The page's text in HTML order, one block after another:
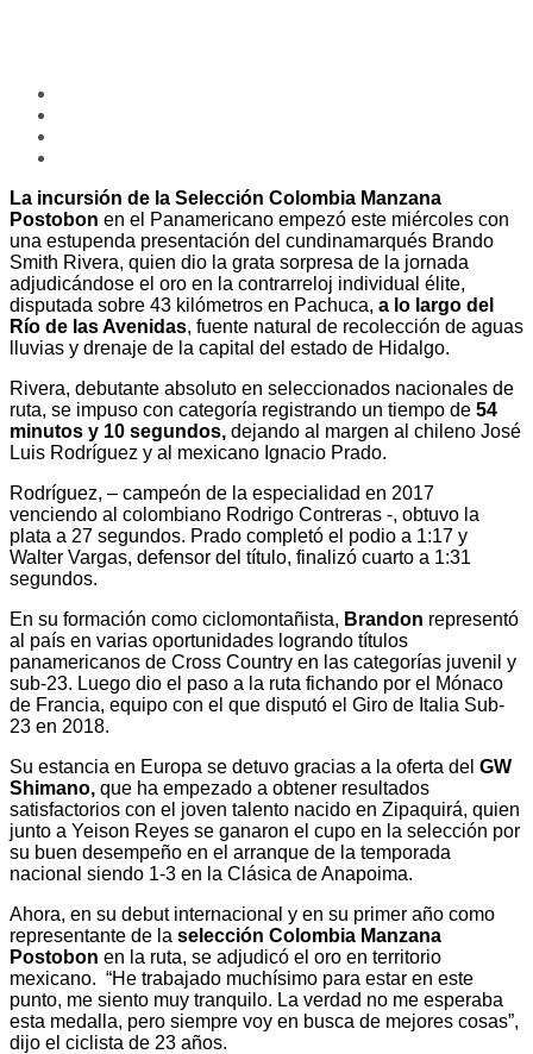
La incursión de la Selección Colombia Manzana
Postobon en el Panamericano empezó este miércoles con
una estupenda presentación del cundinamarqués Brando
Smith Rivera, quien dio la grata sorpresa de la jornada
adjudicándose el oro en la contrarreloj individual élite,
disputada sobre 43 kilómetros en Pachuca, a lo largo del
Río de las Avenidas, fuente natural de recolección de aguas
lluvias y drenaje de la capital del estado de Hidalgo.
Rivera, debutante absoluto en seleccionados nacionales de
ruta, se impuso con categoría registrando un tiempo de 54
minutos y 10 segundos, dejando al margen al chileno José
Luis Rodríguez y al mexicano Ignacio Prado.
Rodríguez, – campeón de la especialidad en 2017
venciendo al colombiano Rodrigo Contreras -, obtuvo la
plata a 27 segundos. Prado completó el podio a 1:17 y
Walter Vargas, defensor del título, finalizó cuarto a 1:31
segundos.
En su formación como ciclomontañista, Brandon representó
al país en varias oportunidades logrando títulos
panamericanos de Cross Country en las categorías juvenil y
sub-23. Luego dio el paso a la ruta fichando por el Mónaco
de Francia, equipo con el que disputó el Giro de Italia Sub-
23 en 2018.
Su estancia en Europa se detuvo gracias a la oferta del GW
Shimano, que ha empezado a obtener resultados
satisfactorios con el joven talento nacido en Zipaquirá, quien
junto a Yeison Reyes se ganaron el cupo en la selección por
su buen desempeño en el arranque de la temporada
nacional siendo 1-3 en la Clásica de Anapoima.
Ahora, en su debut internacional y en su primer año como
representante de la selección Colombia Manzana
Postobon en la ruta, se adjudicó el oro en territorio
mexicano. “He trabajado muchísimo para estar en este
punto, me siento muy tranquilo. La verdad no me esperaba
esta medalla, pero siempre voy en busca de mejores cosas”,
dijo el ciclista de 23 años.